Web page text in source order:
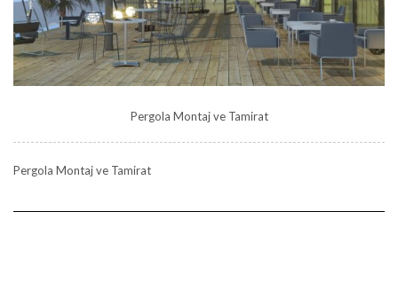
Pergola Montaj ve Tamirat
Pergola Montaj ve Tamirat